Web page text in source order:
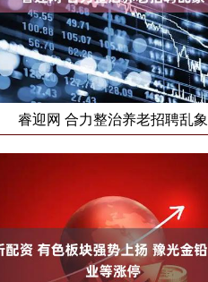
睿迎网 合力整治养老招聘乱象